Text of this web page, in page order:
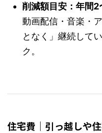
削減額目安：年間2
動画配信・音楽・
となく」継続して
ク。
住宅費｜引っ越しや